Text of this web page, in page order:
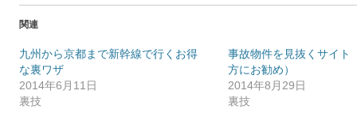
関連
九州から京都まで新幹線で行くお得
な裏ワザ
2014年6月11日
裏技
事故物件を見抜くサイト
方にお勧め）
2014年8月29日
裏技